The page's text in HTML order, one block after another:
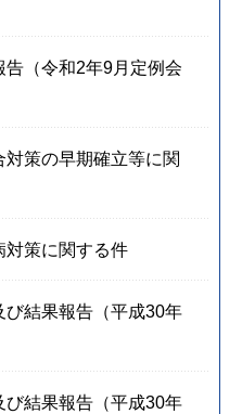
（令和2年9月定例会
策の早期確立等に関
策に関する件
結果報告（平成30年
結果報告（平成30年